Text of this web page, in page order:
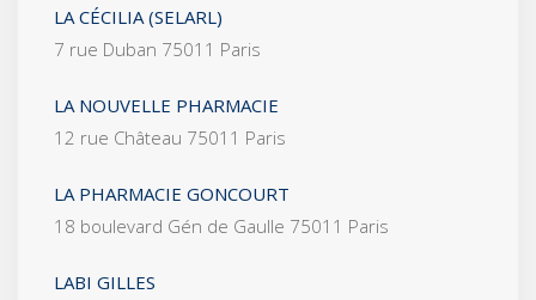
LA CÉCILIA (SELARL)
7 rue Duban 75011 Paris
LA NOUVELLE PHARMACIE
12 rue Château 75011 Paris
LA PHARMACIE GONCOURT
18 boulevard Gén de Gaulle 75011 Paris
LABI GILLES